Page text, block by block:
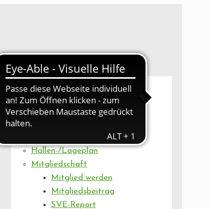
UNSER VEREIN
Artikel
Vorstand
Geschäftsstelle
Hallen-/Lageplan
Mitgliedschaft
Mitglied werden
Mitgliedsbeitrag
SVE-Report